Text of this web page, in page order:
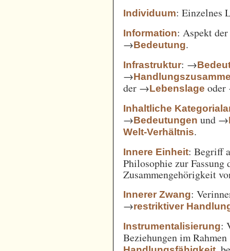
Individuum: Einzelnes
Information: Aspekt
→Bedeutung.
Infrastruktur: →
→
der →Lebenslage
Inhaltliche
→Bedeutungen und →
Welt-Verhältnis.
Innere Einheit: Begriff
Philosophie zur
Zusammengehörigkeit
Innerer Zwang:
→restriktiver
Instrumentalisierung:
Beziehungen im